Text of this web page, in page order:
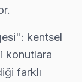
müdahale
parça ile
hizmet
kentsel
konutlara
farklı